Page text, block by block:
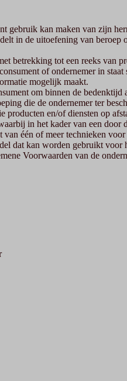
gebruik kan maken van zijn
in de uitoefening van beroep
betrekking tot een reeks van
of ondernemer in
mogelijk maakt.
om binnen de bedenktijd
die de ondernemer ter
producten en/of diensten op
in het kader van een door
één of meer technieken
dat kan worden gebruikt voor
Voorwaarden van de